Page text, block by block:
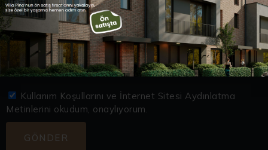
Kullanım Koşullarını ve İnternet Sitesi Aydınlatma
Metinlerini okudum, onaylıyorum.
GÖNDER